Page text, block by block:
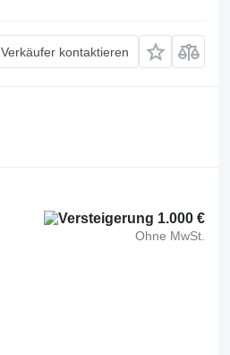
Verkäufer kontaktieren
1.000 €
Ohne MwSt.